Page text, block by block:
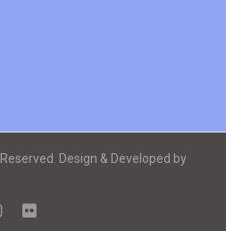
Design & Developed by